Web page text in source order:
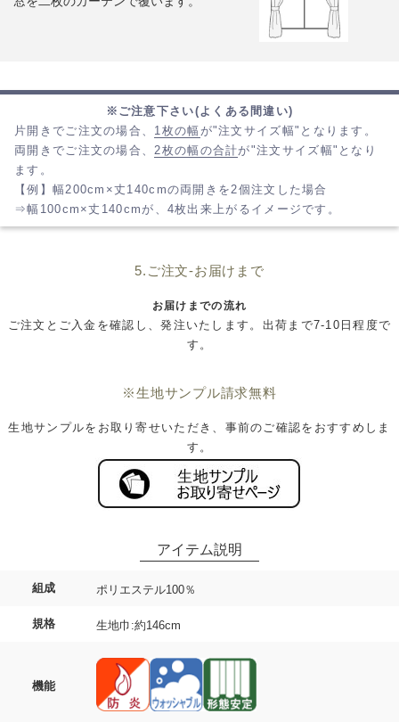
組成 ポリエステル100％
規格 生地巾:約146cm
機能
※ご注意下さい(よくある間違い)
片開きでご注文の場合、 1枚の幅 が"注文サイズ幅"となります。
両開きでご注文の場合、2枚の幅の合計が"注文サイズ幅"となり
ます。
【例】幅200cm×丈140cmの両開きを2個注文した場合
⇒幅100cm×丈140cmが、4枚出来上がるイメージです。
5.ご注文-お届けまで
お届けまでの流れ
ご注文とご入金を確認し、発注いたします。出荷まで7-10日程度で
す。
※生地サンプル請求無料
生地サンプルをお取り寄せいただき、事前のご確認をおすすめしま
す。